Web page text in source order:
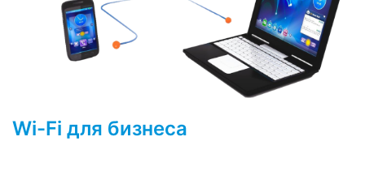
Wi-Fi для бизнеса